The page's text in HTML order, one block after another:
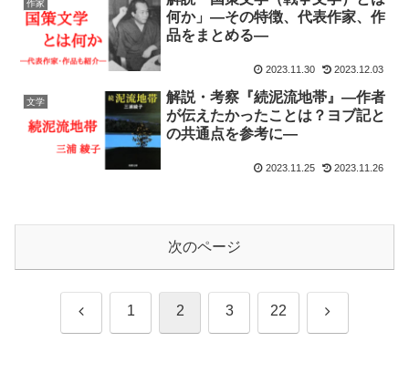
作家
何か」―その特徴、代表作家、作
品をまとめる―
2023.11.30 2023.12.03
文学
解説・考察『続泥流地帯』—作者
が伝えたかったことは？ヨブ記と
の共通点を参考に—
2023.11.25 2023.11.26
次のページ
前 1 2 3 22 次